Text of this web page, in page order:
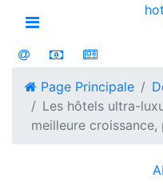
Open menu
Page Principale
Les hôtels ultra-
meilleure